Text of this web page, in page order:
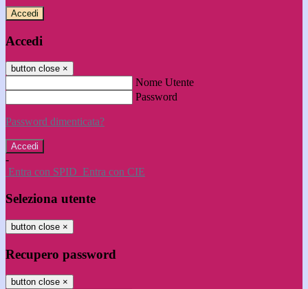
Accedi
Accedi
button close ×
Nome Utente
Password
Password dimenticata?
-
Entra con SPID Entra con CIE
Seleziona utente
button close ×
Recupero password
button close ×